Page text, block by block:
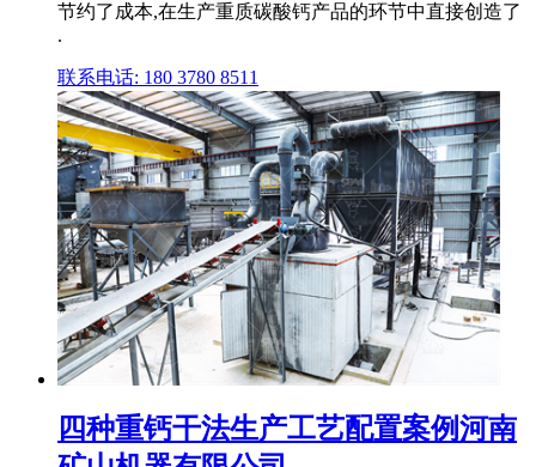
节约了成本,在生产重质碳酸钙产品的环节中直接创造了
.
联系电话: 180 3780 8511
四种重钙干法生产工艺配置案例河南